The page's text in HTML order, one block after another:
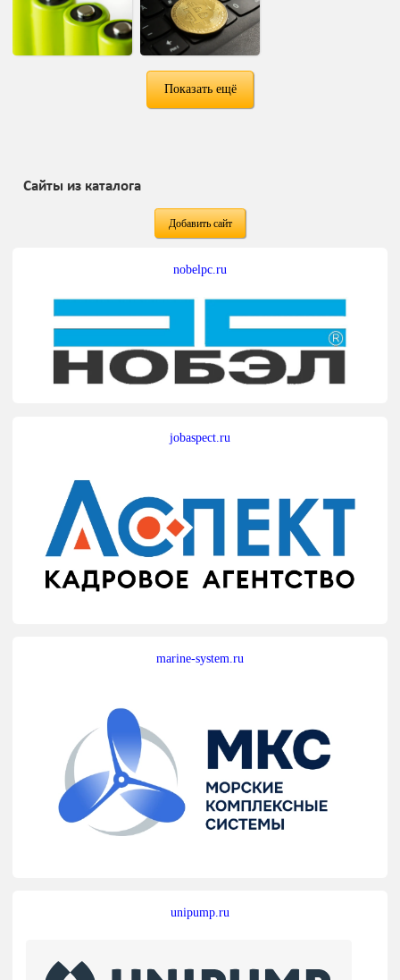
Показать ещё
Сайты из каталога
Добавить сайт
nobelpc.ru
jobaspect.ru
marine-system.ru
unipump.ru